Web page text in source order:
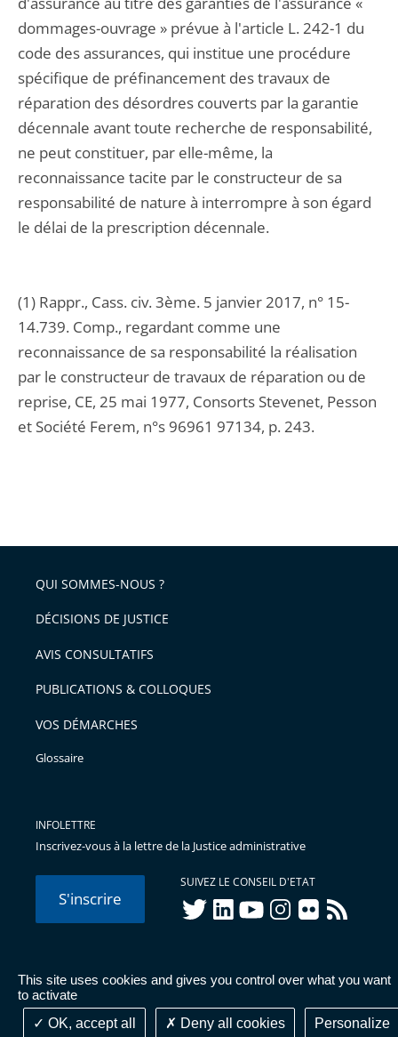
This site uses cookies and gives you control over what you want
to activate
OK, accept all
Deny all cookies Personalize
dommages-ouvrage » prévue à l'article L. 242-1 du
code des assurances, qui institue une procédure
spécifique de préfinancement des travaux de
réparation des désordres couverts par la garantie
décennale avant toute recherche de responsabilité,
ne peut constituer, par elle-même, la
reconnaissance tacite par le constructeur de sa
responsabilité de nature à interrompre à son égard
le délai de la prescription décennale.
(1) Rappr., Cass. civ. 3ème. 5 janvier 2017, n° 15-
14.739. Comp., regardant comme une
reconnaissance de sa responsabilité la réalisation
par le constructeur de travaux de réparation ou de
reprise, CE, 25 mai 1977, Consorts Stevenet, Pesson
et Société Ferem, n°s 96961 97134, p. 243.
QUI SOMMES-NOUS ?
DÉCISIONS DE JUSTICE
AVIS CONSULTATIFS
PUBLICATIONS & COLLOQUES
VOS DÉMARCHES
Glossaire
INFOLETTRE
Inscrivez-vous à la lettre de la Justice administrative
S'inscrire
SUIVEZ LE CONSEIL D'ETAT
twitterlinkedInyoutubeinstagram
flickr rss
© Conseil d'État 2026 - Mentions légales
Données
personnelles-Publications administratives-Accessibilité :
partiellement conforme